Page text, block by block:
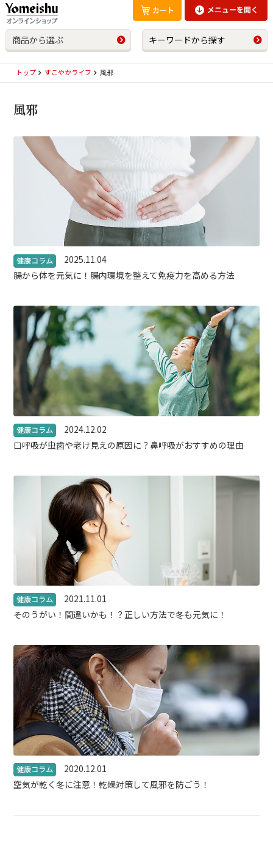
商品から選ぶ キーワードから探す
トップ すこやかライフ 風邪
風邪
2025.11.04
腸から体を元気に！腸内環境を整えて免疫力を高める方法
2024.12.02
口呼吸が虫歯や老け見えの原因に？鼻呼吸がおすすめの理由
2021.11.01
そのうがい！間違いかも！？正しい方法で冬も元気に！
2020.12.01
空気が乾く冬に注意！乾燥対策して風邪を防ごう！